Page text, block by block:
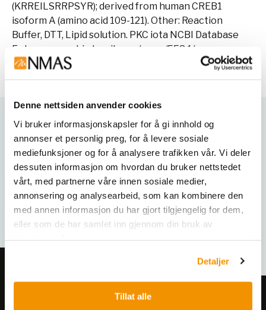
Denne nettsiden anvender cookies
Vi bruker informasjonskapsler for å gi innhold og
annonser et personlig preg, for å levere sosiale
mediefunksjoner og for å analysere trafikken vår. Vi deler
dessuten informasjon om hvordan du bruker nettstedet
vårt, med partnerne våre innen sosiale medier,
annonsering og analysearbeid, som kan kombinere den
med annen informasjon du har gjort tilgjengelig for dem,
eller som de har samlet inn gjennom din bruk av
Detaljer
Tillat alle
(KRREILSRRPSYR); derived from human CREB1
isoform A (amino acid 109-121). Other: Reaction
Buffer, DTT, Lipid solution. PKC iota NCBI Database
Entry: www.ncbi.nlm.nih.gov/gene/5584/.
Varianter
Meld deg på vårt nyhetsbrev!